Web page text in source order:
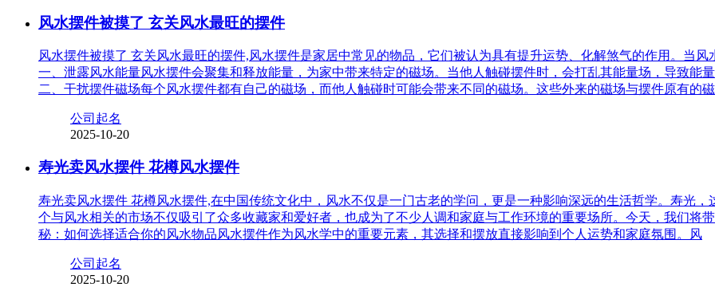
风水摆件被摸了 玄关风水最旺的摆件
风水摆件被摸了 玄关风水最旺的摆件,风水摆件是家居中常见的物品，它们被认为具有提升运势、化解煞气的作用。当
一、泄露风水能量风水摆件会聚集和释放能量，为家中带来特定的磁场。当他人触碰摆件时，会打乱其能量场，导致能
二、干扰摆件磁场每个风水摆件都有自己的磁场，而他人触碰时可能会带来不同的磁场。这些外来的磁场与摆件原有的
公司起名
2025-10-20
寿光卖风水摆件 花樽风水摆件
寿光卖风水摆件 花樽风水摆件,在中国传统文化中，风水不仅是一门古老的学问，更是一种影响深远的生活哲学。寿光
个与风水相关的市场不仅吸引了众多收藏家和爱好者，也成为了不少人调和家庭与工作环境的重要场所。今天，我们将
秘：如何选择适合你的风水物品风水摆件作为风水学中的重要元素，其选择和摆放直接影响到个人运势和家庭氛围。风
公司起名
2025-10-20